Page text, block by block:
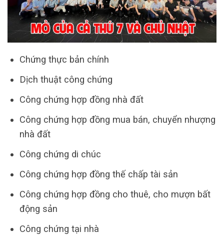
Chứng thực bản chính
Dịch thuật công chứng
Công chứng hợp đồng nhà đất
Công chứng hợp đồng mua bán, chuyển nhượng
nhà đất
Công chứng di chúc
Công chứng hợp đồng thế chấp tài sản
Công chứng hợp đồng cho thuê, cho mượn bất
động sản
Công chứng tại nhà